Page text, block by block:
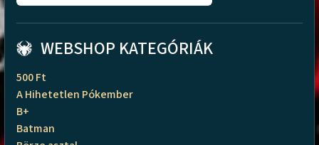
WEBSHOP KATEGÓRIÁK
500 Ft
A Hihetetlen Pókember
B+
Batman